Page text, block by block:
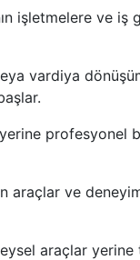
işletmelere ve iş
vardiya
profesyonel
araçlar ve
araçlar yerine